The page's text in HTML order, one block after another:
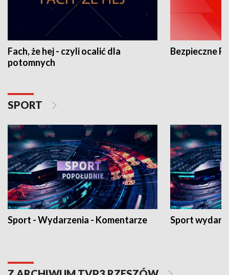
Fach, że hej - czyli ocalić dla
potomnych
Bezpieczne
SPORT
Sport - Wydarzenia - Komentarze Sport